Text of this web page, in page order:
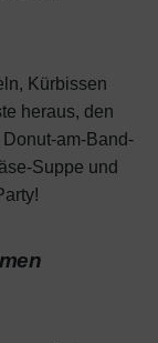
Kürbissen
heraus, den
am-Band-
Suppe und